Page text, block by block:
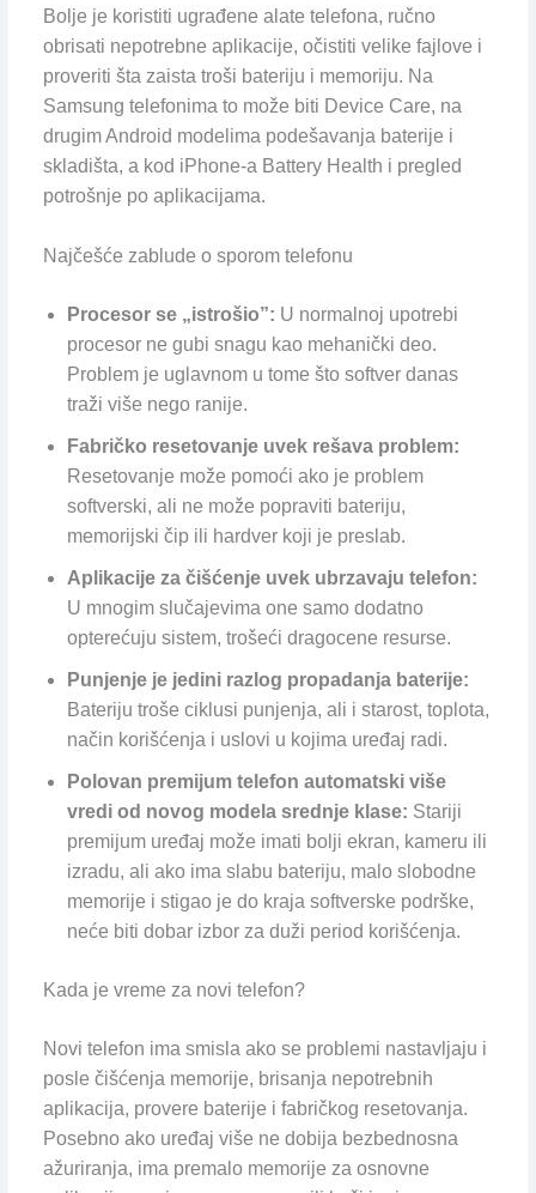
Bolje je koristiti ugrađene alate telefona, ručno
obrisati nepotrebne aplikacije, očistiti velike fajlove i
proveriti šta zaista troši bateriju i memoriju. Na
Samsung telefonima to može biti Device Care, na
drugim Android modelima podešavanja baterije i
skladišta, a kod iPhone-a Battery Health i pregled
potrošnje po aplikacijama.
Najčešće zablude o sporom telefonu
Procesor se „istrošio”: U normalnoj upotrebi
procesor ne gubi snagu kao mehanički deo.
Problem je uglavnom u tome što softver danas
traži više nego ranije.
Fabričko resetovanje uvek rešava problem:
Resetovanje može pomoći ako je problem
softverski, ali ne može popraviti bateriju,
memorijski čip ili hardver koji je preslab.
Aplikacije za čišćenje uvek ubrzavaju telefon:
U mnogim slučajevima one samo dodatno
opterećuju sistem, trošeći dragocene resurse.
Punjenje je jedini razlog propadanja baterije:
Bateriju troše ciklusi punjenja, ali i starost, toplota,
način korišćenja i uslovi u kojima uređaj radi.
Polovan premijum telefon automatski više
vredi od novog modela srednje klase: Stariji
premijum uređaj može imati bolji ekran, kameru ili
izradu, ali ako ima slabu bateriju, malo slobodne
memorije i stigao je do kraja softverske podrške,
neće biti dobar izbor za duži period korišćenja.
Kada je vreme za novi telefon?
Novi telefon ima smisla ako se problemi nastavljaju i
posle čišćenja memorije, brisanja nepotrebnih
aplikacija, provere baterije i fabričkog resetovanja.
Posebno ako uređaj više ne dobija bezbednosna
ažuriranja, ima premalo memorije za osnovne